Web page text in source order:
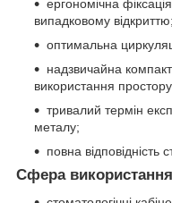
ергономічна
випадковому відкриттю;
оптимальна
надзвичайна
використання
тривалий термін
металу;
повна відповідність
Сфера